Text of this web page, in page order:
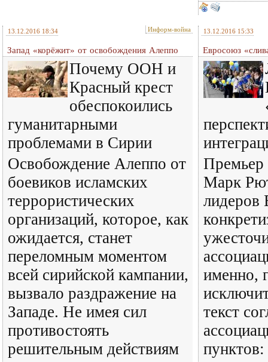
13.12.2016 18:34 Информ-война
Запад «корёжит» от освобождения Алеппо
Почему ООН и
Красный крест
обеспокоились
гуманитарными
проблемами в Сирии
Освобождение Алеппо от
боевиков исламских
террористических
организаций, которое, как
ожидается, станет
переломным моментом
всей сирийской кампании,
вызвало раздражение на
Западе. Не имея сил
противостоять
решительным действиям
13.12.2016 15:33
Евросоюз
Премьер
Марк
лидеров
именно,
текст